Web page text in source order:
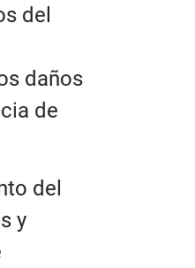
del
daños
de
del
y